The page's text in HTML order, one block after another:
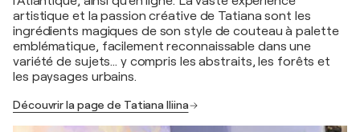
artistique et la passion créative de Tatiana sont les
ingrédients magiques de son style de couteau à palette
emblématique, facilement reconnaissable dans une
variété de sujets... y compris les abstraits, les forêts et
les paysages urbains.
Découvrir la page de Tatiana Iliina